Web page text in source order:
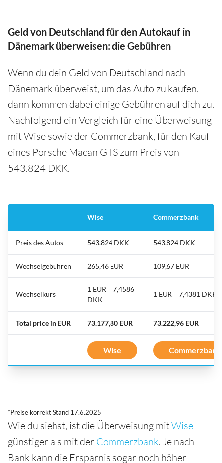
Geld von Deutschland für den Autokauf in
Dänemark überweisen: die Gebühren
Wenn du dein Geld von Deutschland nach
Dänemark überweist, um das Auto zu kaufen,
dann kommen dabei einige Gebühren auf dich zu.
Nachfolgend ein Vergleich für eine Überweisung
mit Wise sowie der Commerzbank, für den Kauf
eines Porsche Macan GTS zum Preis von
543.824 DKK.
Wise Commerzbank
Preis des Autos 543.824 DKK 543.824 DKK
Wechselgebühren 265,46 EUR 109,67 EUR
Wechselkurs
1 EUR = 7,4586
DKK
1 EUR = 7,4381 DKK
Total price in EUR 73.177,80 EUR 73.222,96 EUR
Wise Commerzbank
*Preise korrekt Stand 17.6.2025
Wie du siehst, ist die Überweisung mitWise
günstiger als mit der Commerzbank. Je nach
Bank kann die Ersparnis sogar noch höher